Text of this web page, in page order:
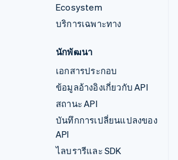
Ecosystem
บริการเฉพาะทาง
นักพัฒนา
เอกสารประกอบ
ข้อมูลอ้างอิงเกี่ยวกับ API
สถานะ API
บันทึกการเปลี่ยนแปลงของ
API
ไลบรารีและ SDK